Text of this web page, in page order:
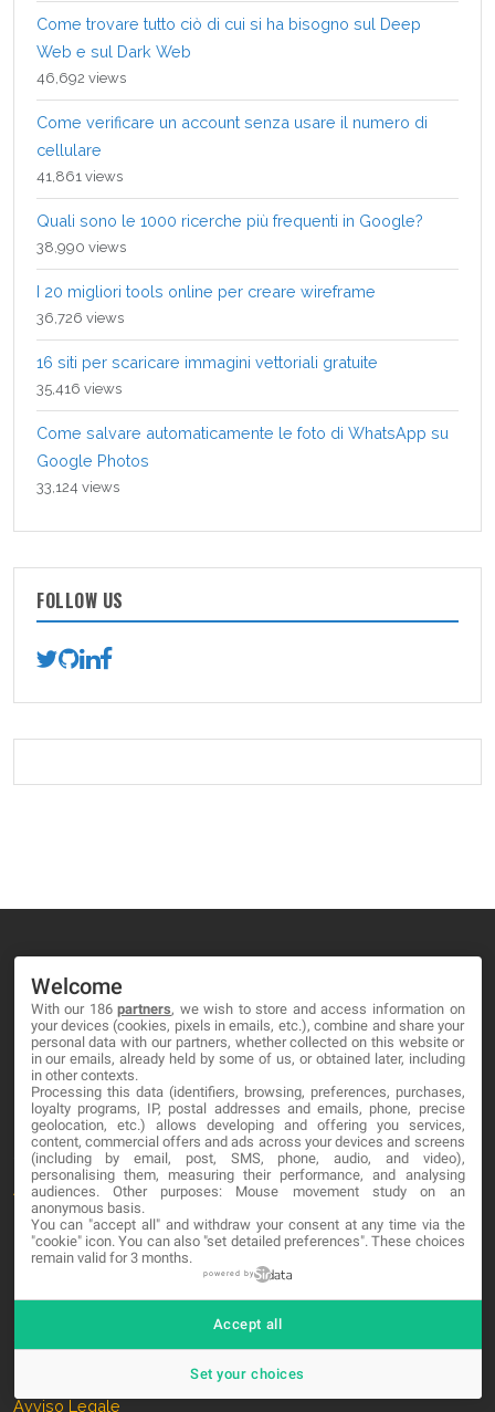
Come trovare tutto ciò di cui si ha bisogno sul Deep
Web e sul Dark Web
46,692 views
Come verificare un account senza usare il numero di
cellulare
41,861 views
Quali sono le 1000 ricerche più frequenti in Google?
38,990 views
I 20 migliori tools online per creare wireframe
36,726 views
16 siti per scaricare immagini vettoriali gratuite
35,416 views
Come salvare automaticamente le foto di WhatsApp su
Google Photos
33,124 views
FOLLOW US
MA-NO WEB DESIGN AND DEVELOPMENT S.L.
C/ Nuredduna 22, 1-3, 07006
Palma de Mallorca, Baleares
OUR COMPANY
About
Blog
Contact
Avviso Legale
Welcome
With our 186partners, we wish to store and access information on
your devices (cookies, pixels in emails, etc.), combine and share your
personal data with our partners, whether collected on this website or
in our emails, already held by some of us, or obtained later, including
in other contexts.
Processing this data (identifiers, browsing, preferences, purchases,
loyalty programs, IP, postal addresses and emails, phone, precise
geolocation, etc.) allows developing and offering you services,
content, commercial offers and ads across your devices and screens
(including by email, post, SMS, phone, audio, and video),
personalising them, measuring their performance, and analysing
audiences. Other purposes: Mouse movement study on an
anonymous basis.
You can "accept all" and withdraw your consent at any time via the
"cookie" icon. You can also "set detailed preferences". These choices
remain valid for 3 months.
powered by
Set your choices
Accept all